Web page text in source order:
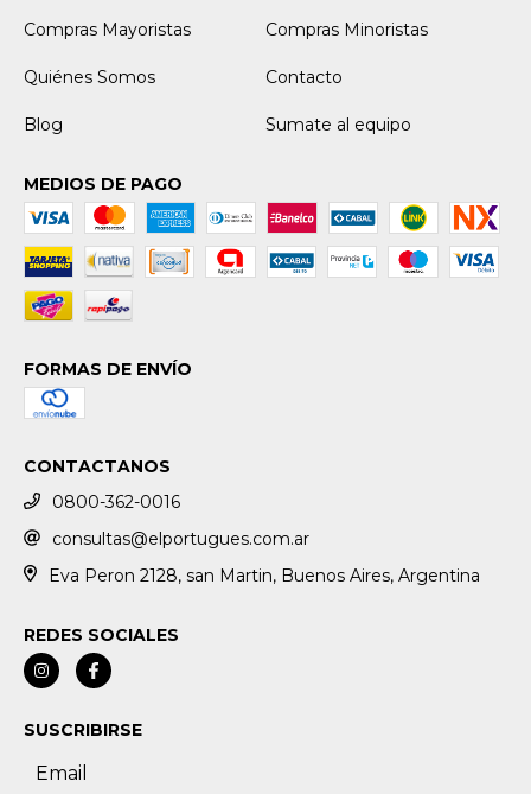
Compras Mayoristas
Compras Minoristas
Quiénes Somos Contacto
Blog Sumate al equipo
MEDIOS DE PAGO
FORMAS DE ENVÍO
CONTACTANOS
0800-362-0016
consultas@elportugues.com.ar
Eva Peron 2128, san Martin, Buenos Aires, Argentina
REDES SOCIALES
SUSCRIBIRSE